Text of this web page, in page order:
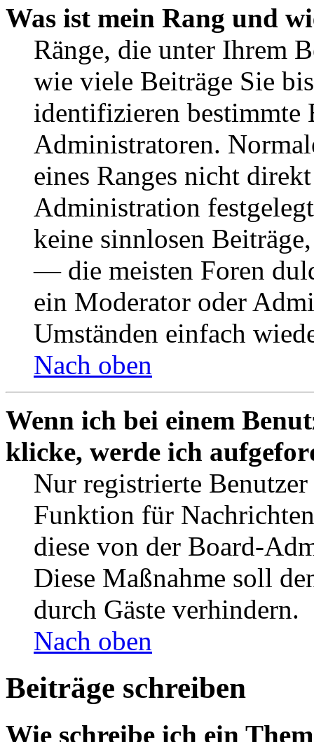
Was ist mein Rang und
Ränge, die unter Ihrem
wie viele Beiträge Sie
identifizieren bestimmte
Administratoren.
eines Ranges nicht
Administration
keine sinnlosen
— die meisten Foren
ein Moderator oder
Umständen einfach
Nach oben
Wenn ich bei einem
klicke, werde ich
Nur registrierte
Funktion für
diese von der Board-
Diese Maßnahme soll
durch Gäste verhindern.
Nach oben
Beiträge schreiben
Wie schreibe ich ein